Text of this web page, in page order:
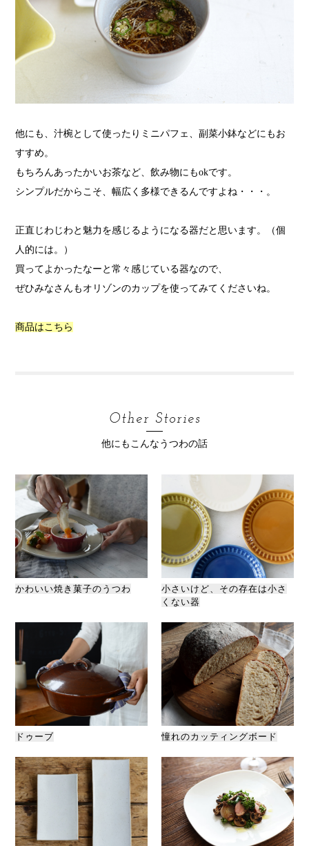
他にも、汁椀として使ったりミニパフェ、副菜小鉢などにもお
すすめ。
もちろんあったかいお茶など、飲み物にもokです。
シンプルだからこそ、幅広く多様できるんですよね・・・。
正直じわじわと魅力を感じるようになる器だと思います。（個
人的には。）
買ってよかったなーと常々感じている器なので、
ぜひみなさんもオリゾンのカップを使ってみてくださいね。
商品はこちら
Other Stories
他にもこんなうつわの話
かわいい焼き菓子のうつわ
小さいけど、その存在は小さ
くない器
ドゥーブ 憧れのカッティングボード